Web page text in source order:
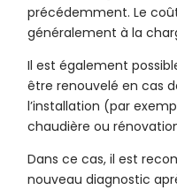
précédemment. Le
généralement à la
Il est également
être renouvelé en cas
l’installation (par
chaudière ou
Dans ce cas, il est
nouveau diagnostic